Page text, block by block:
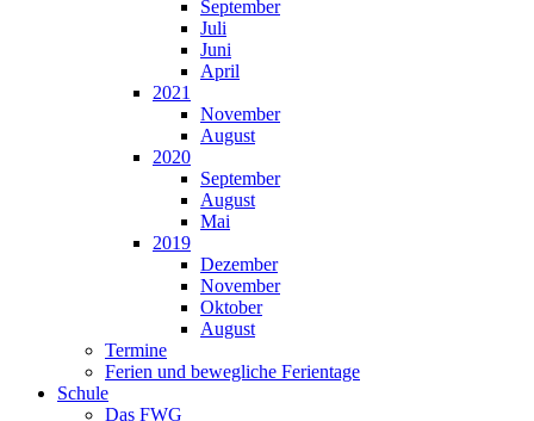
September
Juli
Juni
April
2021
November
August
2020
September
August
Mai
2019
Dezember
November
Oktober
August
Termine
Ferien und bewegliche Ferientage
Schule
Das FWG